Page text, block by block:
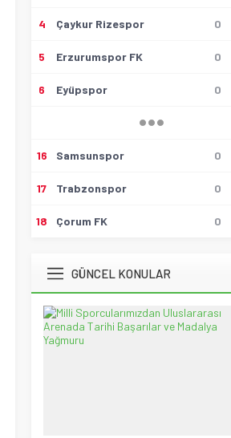
Hüseyin Tokmak
17 Mayıs 2026 23:00
Yönetecek Hakemler Belli
UEFA Son 16 Turu’nda
Selçuk Tuna
Atatürk’ün Kızları
28 Temmuz 2026 12:40
Spor Meydanı
4 Çaykur Rizespor 0
5 Erzurumspor FK 0
6 Eyüpspor 0
16 Samsunspor 0
17 Trabzonspor 0
18 Çorum FK 0
GÜNCEL KONULAR